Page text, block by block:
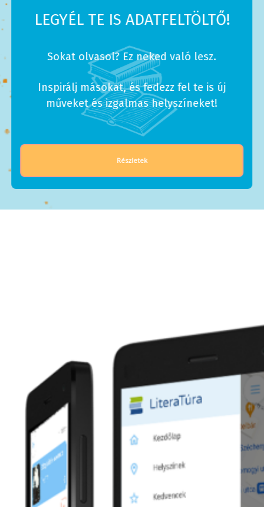
LEGYÉL TE IS ADATFELTÖLTŐ!
Sokat olvasol? Ez neked való lesz.
Inspirálj másokat, és fedezz fel te is új
műveket és izgalmas helyszíneket!
Részletek